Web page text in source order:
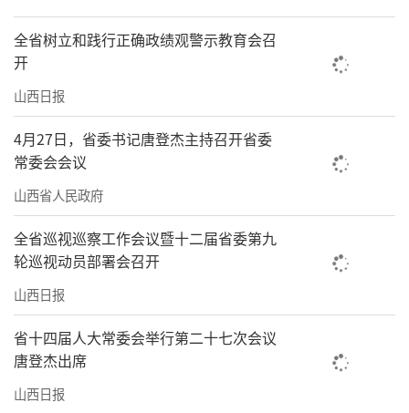
传等方面的支持平台，很受益。”
非遗传承离不开创新。我省以文化生态保
护区建设为抓手，推动优秀传统文化传承保
护、普及推广、传播交流等工作，持续加强碛
口、河曲、上党（晋城）3个省级文化生态保护
实验区建设工作。2023年1月，晋中文化生态保
护区（山西省晋中市）通过文化和旅游部验
收。2023年3月，由省委宣传部指导，山西省文
化和旅游厅、山西大学共同设立的非物质文化
遗产研究院正式成立。
人才是非遗传承的活水。近年来，我省与
文化和旅游部恭王府博物馆合作，建成“山西
忻州（静乐）传统工艺工作站”，大力实施中
全省树立和践行正确政绩观警示教育会召
开
山西日报
4月27日，省委书记唐登杰主持召开省委
常委会会议
山西省人民政府
全省巡视巡察工作会议暨十二届省委第九
轮巡视动员部署会召开
山西日报
省十四届人大常委会举行第二十七次会议
唐登杰出席
山西日报